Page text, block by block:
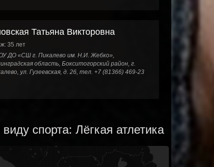
Татьяна Викторовна
35 лет
ДО «СШ г. Пикалево им. Н.И. Жебко»,
область, Бокситогорский район, г.
ул. Гузеевская, д. 26, тел. +7 (81366) 469-23
спорта: Лёгкая атлетика